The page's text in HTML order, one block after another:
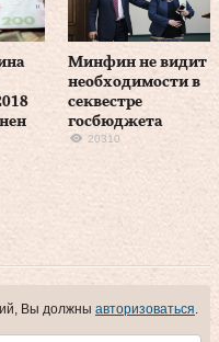
Минфин не видит
необходимости в
секвестре
госбюджета
20310
Вы должны авторизоваться.